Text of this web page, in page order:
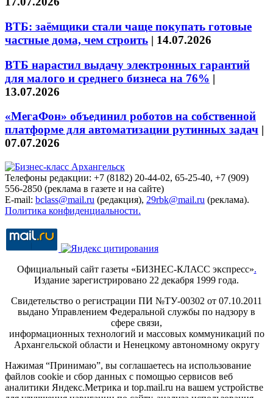
ВТБ: заёмщики стали чаще покупать готовые
частные дома, чем строить | 14.07.2026
ВТБ нарастил выдачу электронных гарантий
для малого и среднего бизнеса на 76% |
13.07.2026
«МегаФон» объединил роботов на собственной
платформе для автоматизации рутинных задач |
07.07.2026
Телефоны редакции: +7 (8182) 20-44-02, 65-25-40, +7 (909)
556-2850 (реклама в газете и на сайте)
E-mail: bclass@mail.ru (редакция), 29rbk@mail.ru (реклама).
Политика конфиденциальности.
Официальный сайт газеты «БИЗНЕС-КЛАСС экспресс».
Издание зарегистрировано 22 декабря 1999 года.
Свидетельство о регистрации ПИ №ТУ-00302 от 07.10.2011
выдано Управлением Федеральной службы по надзору в
сфере связи,
информационных технологий и массовых коммуникаций по
Архангельской области и Ненецкому автономному округу
Нажимая “Принимаю”, вы соглашаетесь на использование
файлов cookie и сбор данных с помощью сервисов веб
аналитики Яндекс.Метрика и top.mail.ru на вашем устройстве